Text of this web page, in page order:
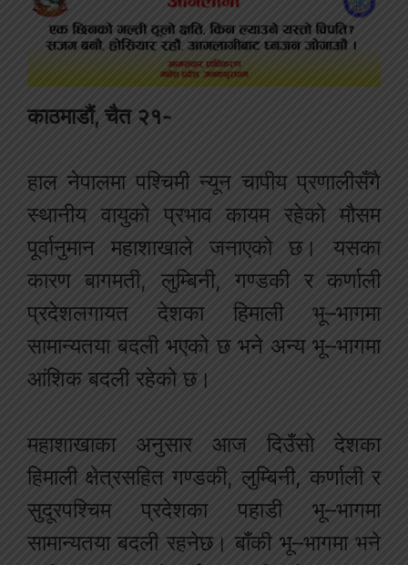
काठमाडौं, चैत २१-
हाल नेपालमा पश्चिमी न्यून चापीय प्रणालीसँगै
स्थानीय वायुको प्रभाव कायम रहेको मौसम
पूर्वानुमान महाशाखाले जनाएको छ। यसका
कारण बागमती, लुम्बिनी, गण्डकी र कर्णाली
प्रदेशलगायत देशका हिमाली भू–भागमा
सामान्यतया बदली भएको छ भने अन्य भू–भागमा
आंशिक बदली रहेको छ।
महाशाखाका अनुसार आज दिउँसो देशका
हिमाली क्षेत्रसहित गण्डकी, लुम्बिनी, कर्णाली र
सुदूरपश्चिम प्रदेशका पहाडी भू–भागमा
सामान्यतया बदली रहनेछ। बाँकी भू–भागमा भने